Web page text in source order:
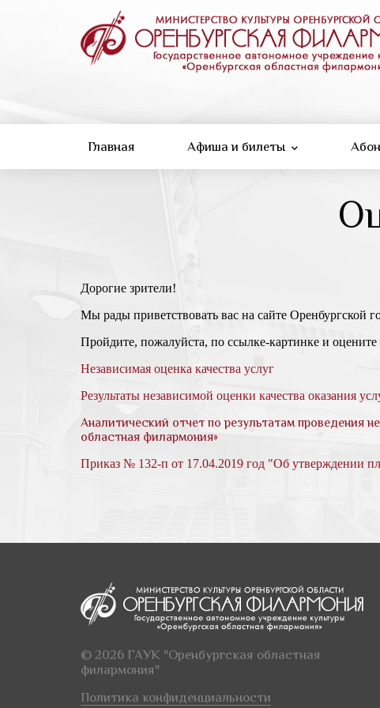
Главная Афиша и билеты
Дорогие зрители!
Мы рады приветствовать вас на сайте Оренбургской
Пройдите, пожалуйста, по ссылке-картинке и
Независимая оценка качества услуг
Результаты независимой оценки качества оказания
Аналитический отчет по результатам проведения
областная филармония»
Приказ № 132-п от 17.04.2019 год "Об утверждении
© 2026 ГАУК "Оренбургская областная
филармония"
Политика конфиденциальности